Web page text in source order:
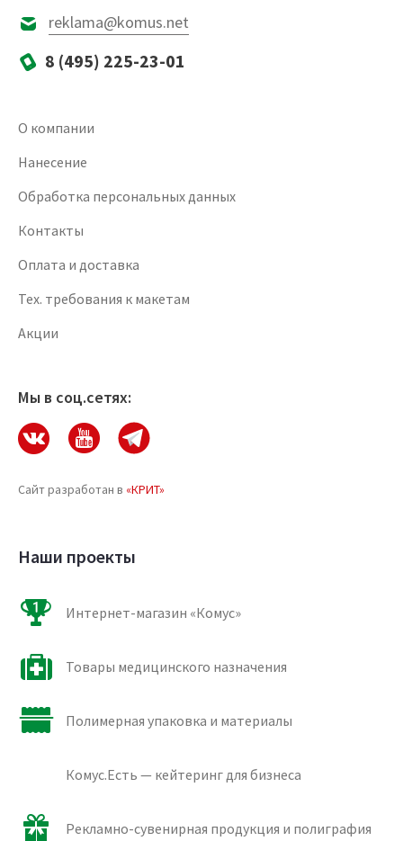
reklama@komus.net
8 (495) 225-23-01
О компании
Нанесение
Обработка персональных данных
Контакты
Оплата и доставка
Тех. требования к макетам
Акции
Мы в соц.сетях:
Сайт разработан в «КРИТ»
Наши проекты
Интернет-магазин «Комус»
Товары медицинского назначения
Полимерная упаковка и материалы
Комус.Есть — кейтеринг для бизнеса
Рекламно-сувенирная продукция и полиграфия